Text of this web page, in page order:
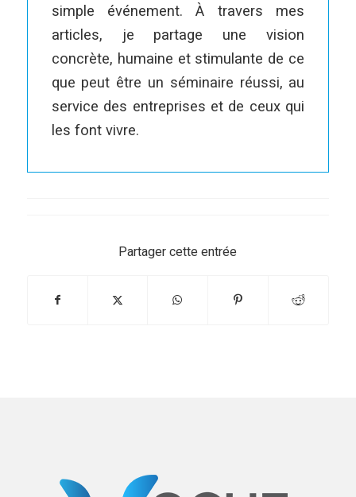
simple événement. À travers mes
articles, je partage une vision
concrète, humaine et stimulante de ce
que peut être un séminaire réussi, au
service des entreprises et de ceux qui
les font vivre.
Partager cette entrée